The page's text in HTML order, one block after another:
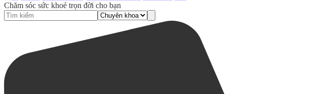
Chăm sóc sức khoẻ trọn đời cho bạn